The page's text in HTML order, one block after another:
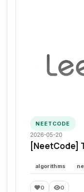
NEETCODE
2026-05-20
[NeetCode]
algorithms
0 0